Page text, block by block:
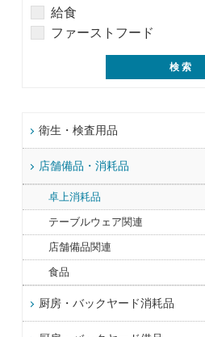
給食
ファーストフード
衛生・検査用品
店舗備品・消耗品
卓上消耗品
テーブルウェア関連
店舗備品関連
食品
厨房・バックヤード消耗品